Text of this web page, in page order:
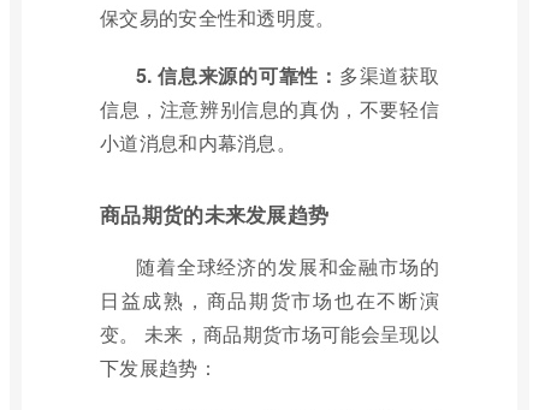
保交易的安全性和透明度。
5. 信息来源的可靠性： 多渠道获取
信息，注意辨别信息的真伪，不要轻信
小道消息和内幕消息。
商品期货的未来发展趋势
随着全球经济的发展和金融市场的
日益成熟，商品期货市场也在不断演
变。 未来，商品期货市场可能会呈现以
下发展趋势：